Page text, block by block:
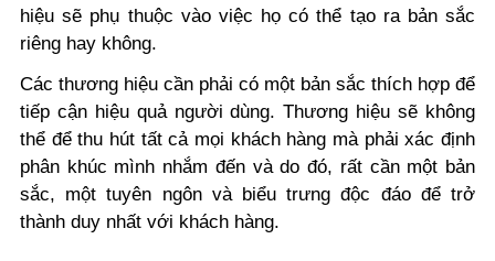
hiệu sẽ phụ thuộc vào việc họ có thể tạo ra bản sắc
riêng hay không.
Các thương hiệu cần phải có một bản sắc thích hợp để
tiếp cận hiệu quả người dùng. Thương hiệu sẽ không
thể để thu hút tất cả mọi khách hàng mà phải xác định
phân khúc mình nhắm đến và do đó, rất cần một bản
sắc, một tuyên ngôn và biểu trưng độc đáo để trở
thành duy nhất với khách hàng.